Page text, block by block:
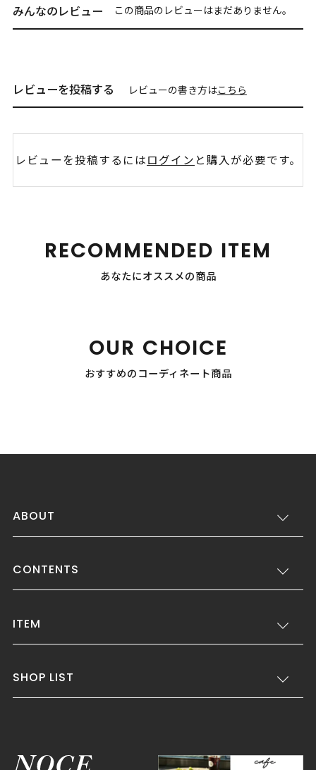
みんなのレビュー この商品のレビューはまだありません。
レビューを投稿する レビューの書き方はこちら
レビューを投稿するにはログイン と購入が必要です。
RECOMMENDED ITEM
あなたにオススメの商品
OUR CHOICE
おすすめのコーディネート商品
ABOUT
CONTENTS
ITEM
SHOP LIST